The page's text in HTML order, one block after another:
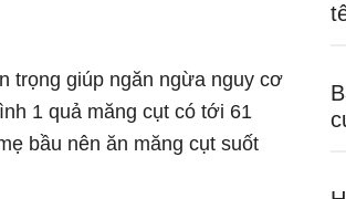
trọng giúp ngăn ngừa nguy cơ
1 quả măng cụt có tới 61
bầu nên ăn măng cụt suốt